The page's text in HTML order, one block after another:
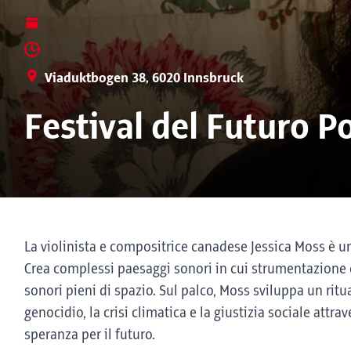
Viaduktbogen 38, 6020 Innsbruck
Festival del Futuro
La violinista e compositrice canadese Jessica Moss
Crea complessi paesaggi sonori in cui
sonori pieni di spazio. Sul palco, Moss sviluppa un
genocidio, la crisi climatica e la giustizia sociale
speranza per il futuro.